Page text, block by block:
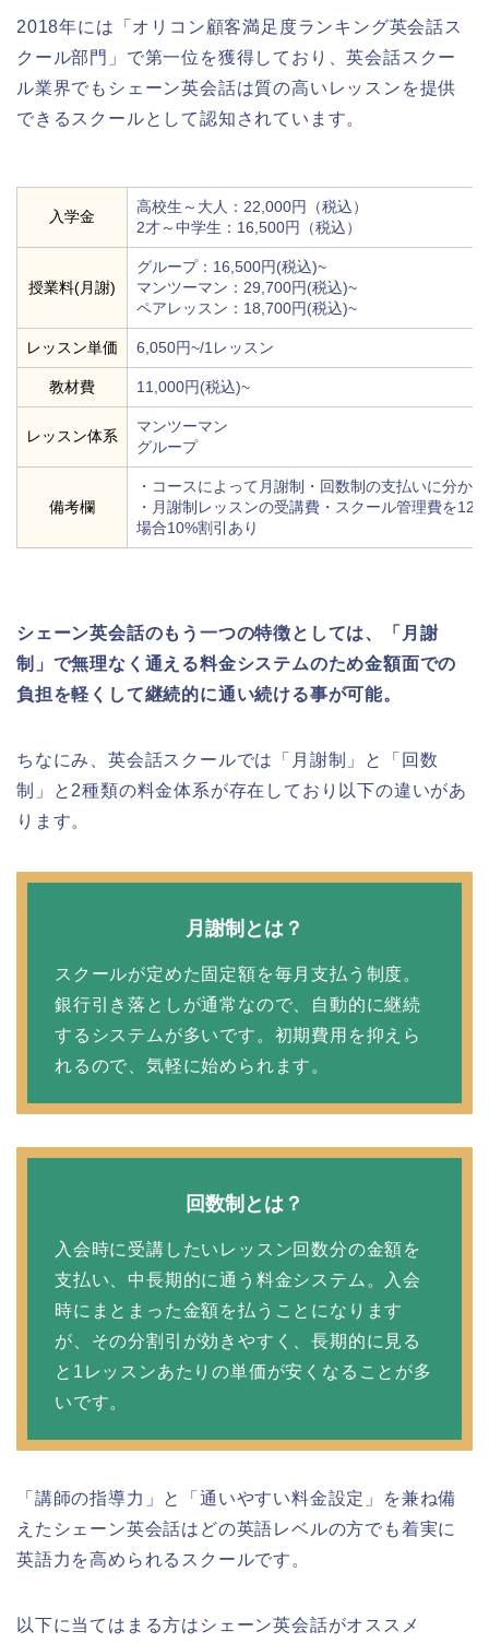
2018年には「オリコン顧客満足度ランキング英会話ス
クール部門」で第一位を獲得しており、英会話スクー
ル業界でもシェーン英会話は質の高いレッスンを提供
できるスクールとして認知されています。
入学金
高校生～大人：22,000円（税込）
2才～中学生：16,500円（税込）
授業料(月謝)
グループ：16,500円(税込)~
マンツーマン：29,700円(税込)~
ペアレッスン：18,700円(税込)~
レッスン単価 6,050円~/1レッスン
教材費 11,000円(税込)~
レッスン体系
マンツーマン
グループ
備考欄
・コースによって月謝制・回数制の支払いに分か
・月謝制レッスンの受講費・スクール管理費を12
場合10%割引あり
シェーン英会話のもう一つの特徴としては、「月謝
制」で無理なく通える料金システムのため金額面での
負担を軽くして継続的に通い続ける事が可能。
ちなにみ、英会話スクールでは「月謝制」と「回数
制」と2種類の料金体系が存在しており以下の違いがあ
ります。
月謝制とは？
スクールが定めた固定額を毎月支払う制度。
銀行引き落としが通常なので、自動的に継続
するシステムが多いです。初期費用を抑えら
れるので、気軽に始められます。
回数制とは？
入会時に受講したいレッスン回数分の金額を
支払い、中長期的に通う料金システム。入会
時にまとまった金額を払うことになります
が、その分割引が効きやすく、長期的に見る
と1レッスンあたりの単価が安くなることが多
いです。
「講師の指導力」と「通いやすい料金設定」を兼ね備
えたシェーン英会話はどの英語レベルの方でも着実に
英語力を高められるスクールです。
以下に当てはまる方はシェーン英会話がオススメ